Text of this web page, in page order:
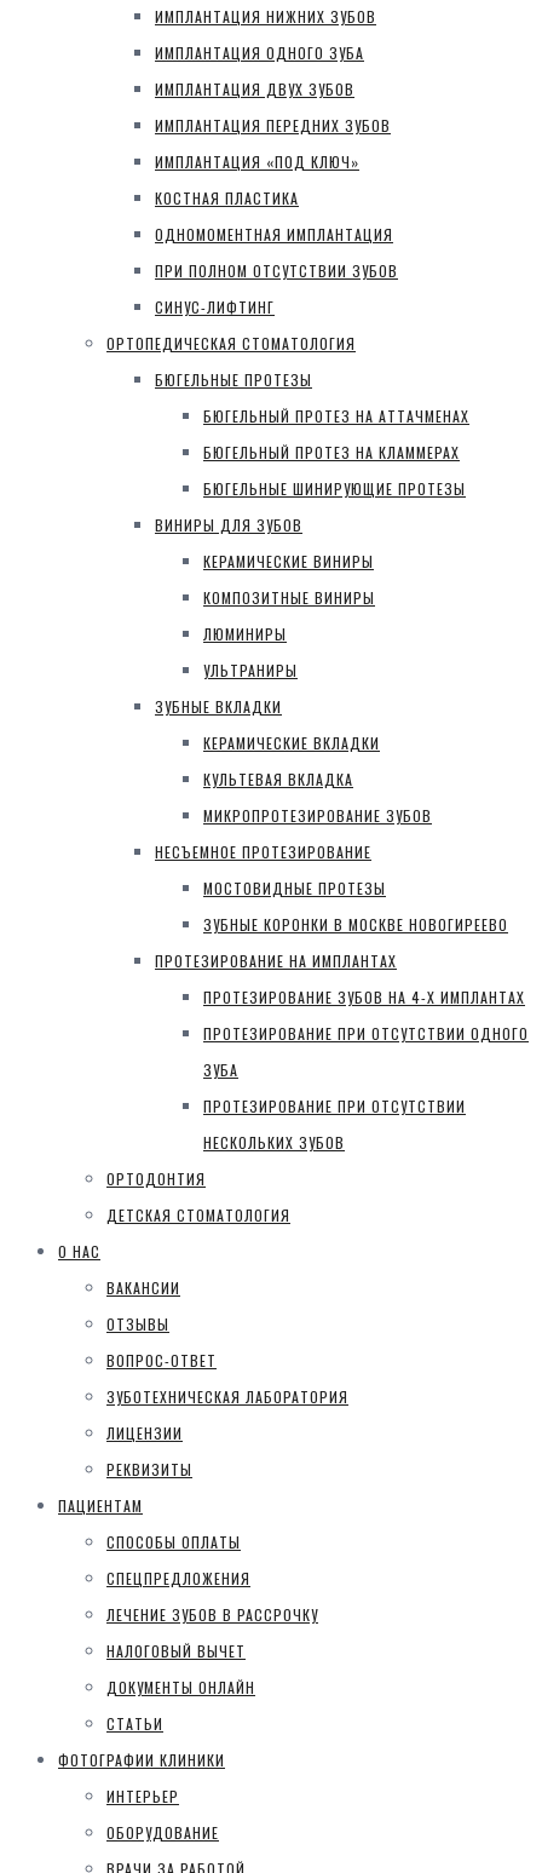
ИМПЛАНТАЦИЯ НИЖНИХ ЗУБОВ
ИМПЛАНТАЦИЯ ОДНОГО ЗУБА
ИМПЛАНТАЦИЯ ДВУХ ЗУБОВ
ИМПЛАНТАЦИЯ ПЕРЕДНИХ ЗУБОВ
ИМПЛАНТАЦИЯ «ПОД КЛЮЧ»
КОСТНАЯ ПЛАСТИКА
ОДНОМОМЕНТНАЯ ИМПЛАНТАЦИЯ
ПРИ ПОЛНОМ ОТСУТСТВИИ ЗУБОВ
СИНУС-ЛИФТИНГ
ОРТОПЕДИЧЕСКАЯ СТОМАТОЛОГИЯ
БЮГЕЛЬНЫЕ ПРОТЕЗЫ
БЮГЕЛЬНЫЙ ПРОТЕЗ НА АТТАЧМЕНАХ
БЮГЕЛЬНЫЙ ПРОТЕЗ НА КЛАММЕРАХ
БЮГЕЛЬНЫЕ ШИНИРУЮЩИЕ ПРОТЕЗЫ
ВИНИРЫ ДЛЯ ЗУБОВ
КЕРАМИЧЕСКИЕ ВИНИРЫ
КОМПОЗИТНЫЕ ВИНИРЫ
ЛЮМИНИРЫ
УЛЬТРАНИРЫ
ЗУБНЫЕ ВКЛАДКИ
КЕРАМИЧЕСКИЕ ВКЛАДКИ
КУЛЬТЕВАЯ ВКЛАДКА
МИКРОПРОТЕЗИРОВАНИЕ ЗУБОВ
НЕСЪЕМНОЕ ПРОТЕЗИРОВАНИЕ
МОСТОВИДНЫЕ ПРОТЕЗЫ
ЗУБНЫЕ КОРОНКИ В МОСКВЕ НОВОГИРЕЕВО
ПРОТЕЗИРОВАНИЕ НА ИМПЛАНТАХ
ПРОТЕЗИРОВАНИЕ ЗУБОВ НА 4-Х ИМПЛАНТАХ
ПРОТЕЗИРОВАНИЕ ПРИ ОТСУТСТВИИ ОДНОГО
ЗУБА
ПРОТЕЗИРОВАНИЕ ПРИ ОТСУТСТВИИ
НЕСКОЛЬКИХ ЗУБОВ
ОРТОДОНТИЯ
ДЕТСКАЯ СТОМАТОЛОГИЯ
О НАС
ВАКАНСИИ
ОТЗЫВЫ
ВОПРОС-ОТВЕТ
ЗУБОТЕХНИЧЕСКАЯ ЛАБОРАТОРИЯ
ЛИЦЕНЗИИ
РЕКВИЗИТЫ
ПАЦИЕНТАМ
СПОСОБЫ ОПЛАТЫ
СПЕЦПРЕДЛОЖЕНИЯ
ЛЕЧЕНИЕ ЗУБОВ В РАССРОЧКУ
НАЛОГОВЫЙ ВЫЧЕТ
ДОКУМЕНТЫ ОНЛАЙН
СТАТЬИ
ФОТОГРАФИИ КЛИНИКИ
ИНТЕРЬЕР
ОБОРУДОВАНИЕ
ВРАЧИ ЗА РАБОТОЙ